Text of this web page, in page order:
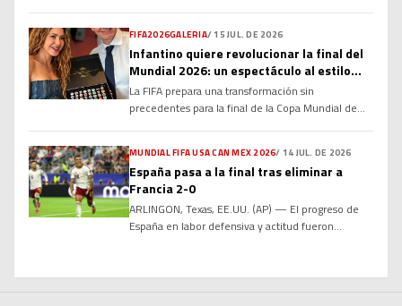
la Copa Mundial de la FIFA 2026, donde buscará
defender su título frente a una inspirada España el
próximo domingo 19 de […]
FIFA2026GALERIA/ 15 JUL. DE 2026
Infantino quiere revolucionar la final del
Mundial 2026: un espectáculo al estilo
Super Bowl con 30 minutos de descanso
La FIFA prepara una transformación sin
precedentes para la final de la Copa Mundial de
importante del fútbol en un evento de
entretenimiento global, inspirado en el
espectáculo del Super Bowl, con un entretiempo
extendido de hasta 30 minutos y un ambicioso
show […]
MUNDIAL FIFA USA CAN MEX 2026/ 14 JUL. DE 2026
España pasa a la final tras eliminar a
Francia 2-0
ARLINGON, Texas, EE.UU. (AP) — El progreso de
España en labor defensiva y actitud fueron
Roja para colarse en una final mundialista por